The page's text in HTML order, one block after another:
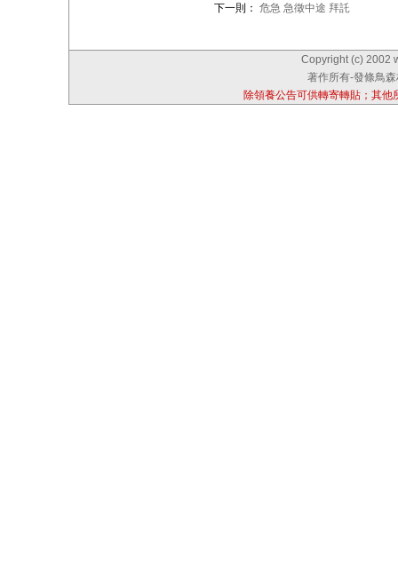
下一則： 危急 急徵中途 拜託
Copyright (c) 2002
著作所有-發條鳥
除領養公告可供轉寄轉貼；其